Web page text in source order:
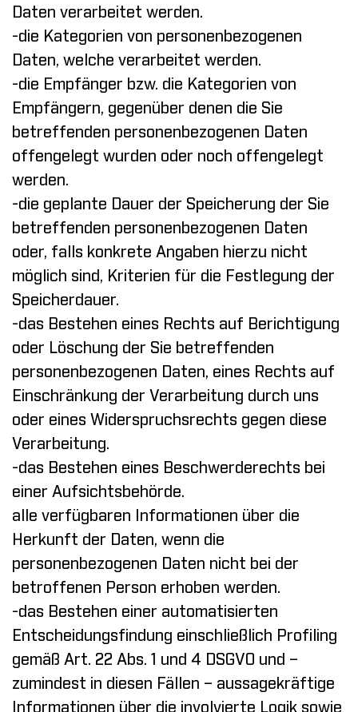
Daten verarbeitet werden.
-die Kategorien von personenbezogenen
Daten, welche verarbeitet werden.
-die Empfänger bzw. die Kategorien von
Empfängern, gegenüber denen die Sie
betreffenden personenbezogenen Daten
offengelegt wurden oder noch offengelegt
werden.
-die geplante Dauer der Speicherung der Sie
betreffenden personenbezogenen Daten
oder, falls konkrete Angaben hierzu nicht
möglich sind, Kriterien für die Festlegung der
Speicherdauer.
-das Bestehen eines Rechts auf Berichtigung
oder Löschung der Sie betreffenden
personenbezogenen Daten, eines Rechts auf
Einschränkung der Verarbeitung durch uns
oder eines Widerspruchsrechts gegen diese
Verarbeitung.
-das Bestehen eines Beschwerderechts bei
einer Aufsichtsbehörde.
alle verfügbaren Informationen über die
Herkunft der Daten, wenn die
personenbezogenen Daten nicht bei der
betroffenen Person erhoben werden.
-das Bestehen einer automatisierten
Entscheidungsfindung einschließlich Profiling
gemäß Art. 22 Abs. 1 und 4 DSGVO und –
zumindest in diesen Fällen – aussagekräftige
Informationen über die involvierte Logik sowie